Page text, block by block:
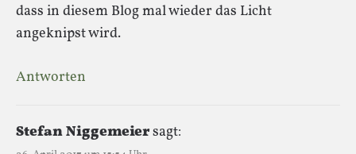
dass in diesem Blog mal wieder das Licht
angeknipst wird.
Antworten
Stefan Niggemeiersagt: